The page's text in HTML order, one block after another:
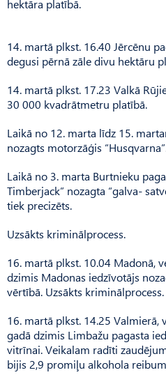
hektāra platībā.
14. martā plkst. 16.40 Jērcēnu
degusi pērnā zāle divu hektāru
14. martā plkst. 17.23 Valkā
30 000 kvadrātmetru platībā.
Laikā no 12. marta līdz 15.
nozagts motorzāģis
Laikā no 3. marta Burtnieku
Timberjack” nozagta “galva-
tiek precizēts.
Uzsākts kriminālprocess.
16. martā plkst. 10.04 Madonā,
dzimis Madonas iedzīvotājs
vērtībā. Uzsākts kriminālprocess.
16. martā plkst. 14.25 Valmierā,
gadā dzimis Limbažu pagasta
vitrīnai. Veikalam radīti
bijis 2,9 promiļu alkohola